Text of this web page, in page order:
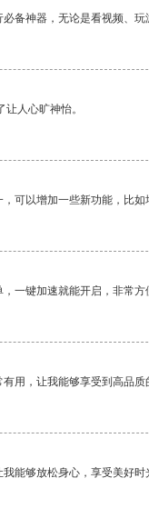
备神器，无论是看视频、
人心旷神怡。
可以增加一些新功能，比如
一键加速就能开启，非常方
用，让我能够享受到高品质
能够放松身心，享受美好时